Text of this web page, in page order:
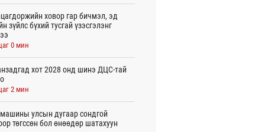
ховор гар бичмэл, эд
зүйлс бүхий тусгай үзэсгэлэнг
0 мин
хот 2028 онд шинэ ДЦС-тай
2 мин
улсын дугаар сондгой
төгссөн бол өнөөдөр шатахуун